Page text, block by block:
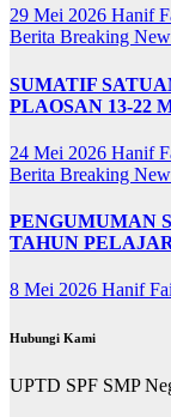
29 Mei 2026 Hanif
Berita Breaking
SUMATIF
PLAOSAN 13-22
24 Mei 2026 Hanif
Berita Breaking
PENGUMUMAN
TAHUN
8 Mei 2026 Hanif
Hubungi Kami
UPTD SPF SMP